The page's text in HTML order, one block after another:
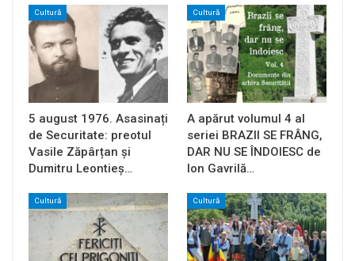
Cultură
5 august 1976. Asasinați
de Securitate: preotul
Vasile Zăpârțan și
Dumitru Leontieș…
Cultură
A apărut volumul 4 al
seriei BRAZII SE FRÂNG,
DAR NU SE ÎNDOIESC de
Ion Gavrilă…
Cultură Cultură